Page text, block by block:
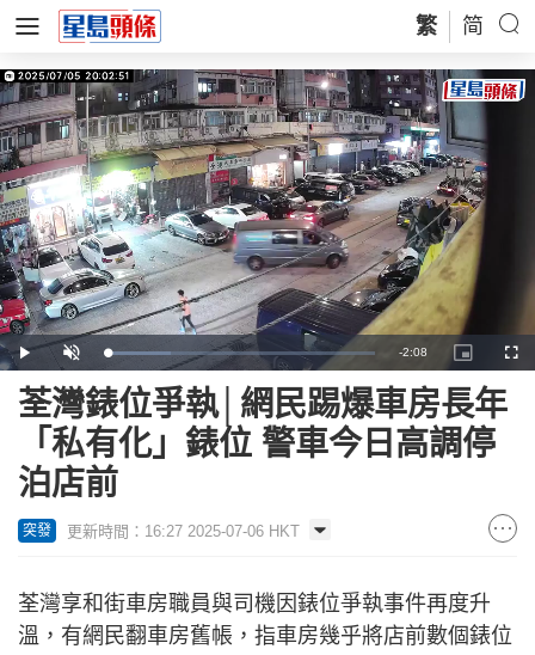
繁 简
Play Unmute Loaded:
23.66%
Remaining
Time
-2:08
Picture-
in-
荃灣錶位爭執│網民踢爆車房長年
「私有化」錶位 警車今日高調停
泊店前
突發 更新時間：16:27 2025-07-06 HKT
荃灣享和街車房職員與司機因錶位爭執事件再度升
溫，有網民翻車房舊帳，指車房幾乎將店前數個錶位